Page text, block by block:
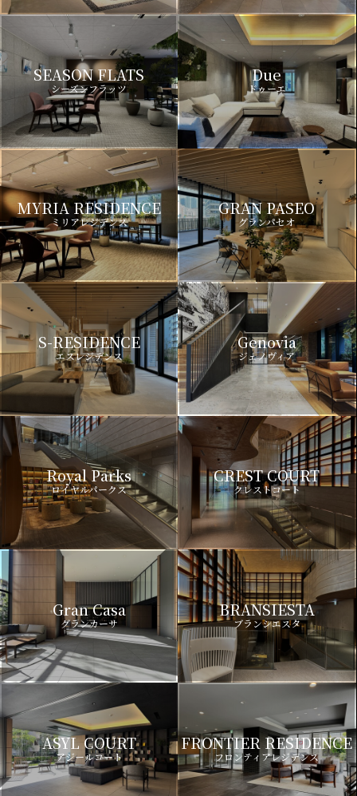
SEASON FLATS
シーズンフラッツ
Due
ドゥーエ
MYRIA RESIDENCE
ミリアレジデンス
GRAN PASEO
グランパセオ
S-RESIDENCE
エスレジデンス
Genovia
ジェノヴィア
Royal Parks
ロイヤルパークス
CREST COURT
クレストコート
Gran Casa
グランカーサ
BRANSIESTA
ブランシエスタ
ASYL COURT
アジールコート
FRONTIER RESIDENCE
フロンティアレジデンス